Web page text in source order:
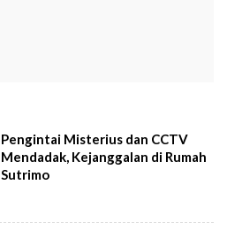
Pengintai Misterius dan CCTV
Mendadak, Kejanggalan di Rumah
Sutrimo